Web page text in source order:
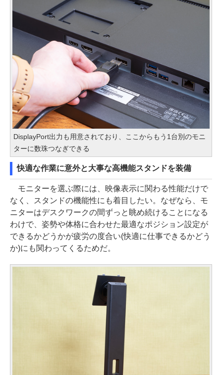
DisplayPort出力も用意されており、ここからもう1台別のモニ
ターに数珠つなぎできる
快適な作業に意外と大事な高機能スタンドを装備
モニターを選ぶ際には、映像表示に関わる性能だけで
なく、スタンドの機能性にも着目したい。なぜなら、モ
ニターはデスクワークの間ずっと眺め続けることになる
わけで、姿勢や体格に合わせた最適なポジション設定が
できるかどうかが疲労の度合い(快適に仕事できるかどう
か)にも関わってくるためだ。